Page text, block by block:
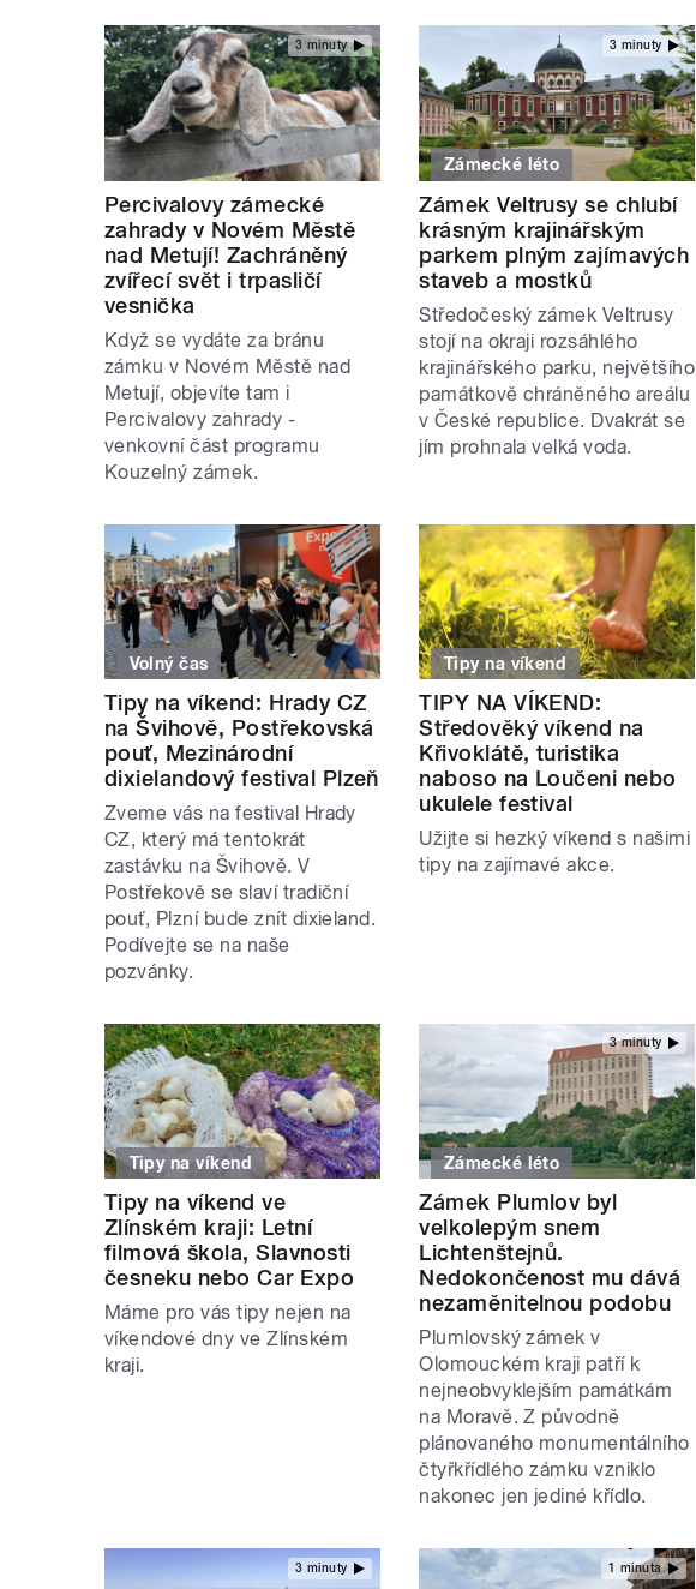
3 minuty
Percivalovy zámecké
zahrady v Novém Městě
nad Metují! Zachráněný
zvířecí svět i trpasličí
vesnička
Když se vydáte za bránu
zámku v Novém Městě nad
Metují, objevíte tam i
Percivalovy zahrady -
venkovní část programu
Kouzelný zámek.
3 minuty
Zámecké léto
Zámek Veltrusy se chlubí
krásným krajinářským
parkem plným zajímavých
staveb a mostků
Středočeský zámek Veltrusy
stojí na okraji rozsáhlého
krajinářského parku, největšího
památkově chráněného areálu
v České republice. Dvakrát se
jím prohnala velká voda.
Volný čas
Tipy na víkend: Hrady CZ
na Švihově, Postřekovská
pouť, Mezinárodní
dixielandový festival Plzeň
Zveme vás na festival Hrady
CZ, který má tentokrát
zastávku na Švihově. V
Postřekově se slaví tradiční
pouť, Plzní bude znít dixieland.
Podívejte se na naše
pozvánky.
Tipy na víkend
TIPY NA VÍKEND:
Středověký víkend na
Křivoklátě, turistika
naboso na Loučeni nebo
ukulele festival
Užijte si hezký víkend s našimi
tipy na zajímavé akce.
Tipy na víkend
Tipy na víkend ve
Zlínském kraji: Letní
filmová škola, Slavnosti
česneku nebo Car Expo
Máme pro vás tipy nejen na
víkendové dny ve Zlínském
kraji.
3 minuty
Zámecké léto
Zámek Plumlov byl
velkolepým snem
Lichtenštejnů.
Nedokončenost mu dává
nezaměnitelnou podobu
Plumlovský zámek v
Olomouckém kraji patří k
nejneobvyklejším památkám
na Moravě. Z původně
plánovaného monumentálního
čtyřkřídlého zámku vzniklo
nakonec jen jediné křídlo.
3 minuty 1 minuta